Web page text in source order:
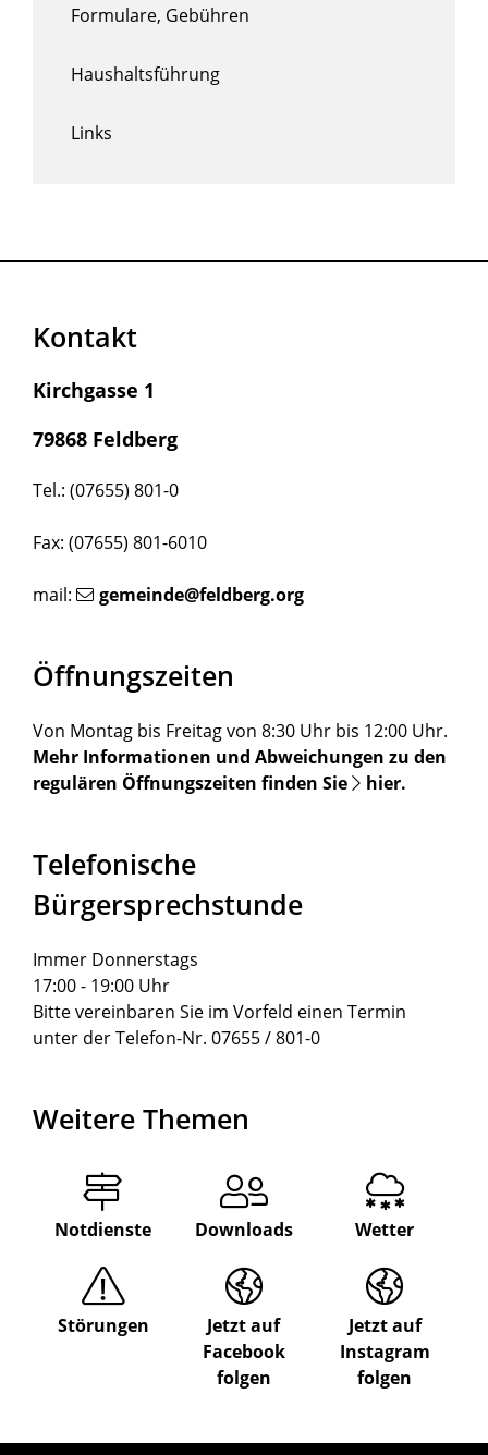
Formulare, Gebühren
Haushaltsführung
Links
Kontakt
Kirchgasse 1
79868 Feldberg
Tel.: (07655) 801-0
Fax: (07655) 801-6010
mail: gemeinde@feldberg.org
Öffnungszeiten
Von Montag bis Freitag von 8:30 Uhr bis 12:00 Uhr.
Mehr Informationen und Abweichungen zu den
regulären Öffnungszeiten finden Sie
hier.
Telefonische
Bürgersprechstunde
Immer Donnerstags
17:00 - 19:00 Uhr
Bitte vereinbaren Sie im Vorfeld einen Termin
unter der Telefon-Nr. 07655 / 801-0
Weitere Themen
Notdienste Downloads Wetter
Störungen
Jetzt auf
Facebook
folgen
Jetzt auf
Instagram
folgen